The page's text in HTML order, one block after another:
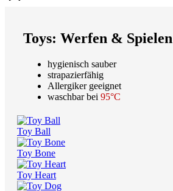
Toys: Werfen & Spielen
hygienisch sauber
strapazierfähig
Allergiker geeignet
waschbar bei 95°C
Toy Ball
Toy Bone
Toy Heart